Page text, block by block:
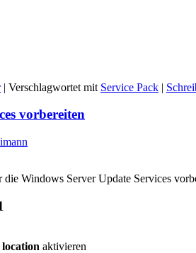
| Verschlagwortet mit Service Pack |
vorbereiten
Windows Server Update Services
aktivieren